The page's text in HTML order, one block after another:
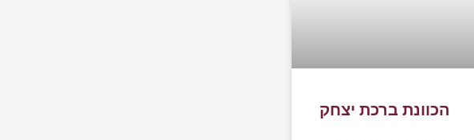
הכוונת ברכת יצחק